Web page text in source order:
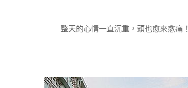
整天的心情一直沉重，頭也愈來愈痛！